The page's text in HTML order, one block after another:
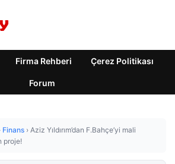
Firma Rehberi Çerez Politikası
Forum
Finans › Aziz Yıldırım’dan F.Bahçe’yi mali
proje!